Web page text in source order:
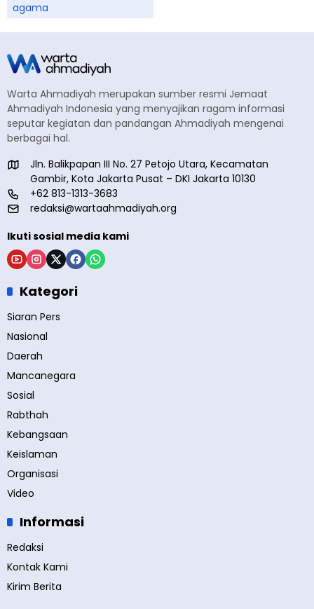
agama
Warta Ahmadiyah merupakan sumber resmi Jemaat
Ahmadiyah Indonesia yang menyajikan ragam informasi
seputar kegiatan dan pandangan Ahmadiyah mengenai
berbagai hal.
Jln. Balikpapan III No. 27 Petojo Utara, Kecamatan
Gambir, Kota Jakarta Pusat – DKI Jakarta 10130
+62 813-1313-3683
redaksi@wartaahmadiyah.org
Ikuti sosial media kami
Kategori
Siaran Pers
Nasional
Daerah
Mancanegara
Sosial
Rabthah
Kebangsaan
Keislaman
Organisasi
Video
Informasi
Redaksi
Kontak Kami
Kirim Berita